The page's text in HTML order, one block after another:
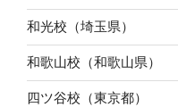
和光校（埼玉県）
和歌山校（和歌山県）
四ツ谷校（東京都）